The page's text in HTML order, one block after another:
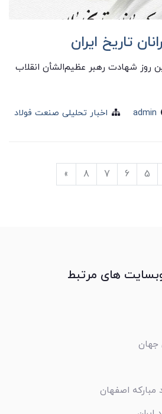
تاریخ ایران
روز شهادت رهبر عظیم‌الشأن انقلاب
admin اخبار تحلیلی صنعت فولاد
5
6
7
8
»
های مرتبط
جهان
مبارکه اصفهان